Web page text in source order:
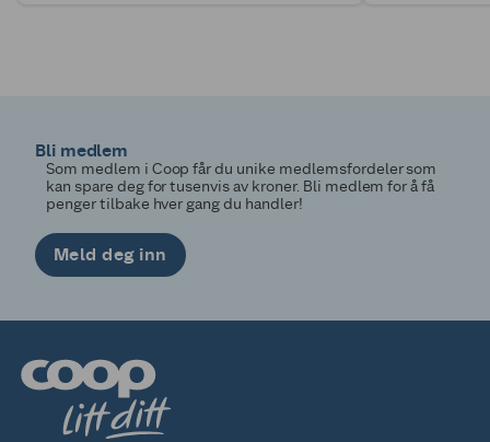
Bli medlem
Som medlem i Coop får du unike medlemsfordeler som
kan spare deg for tusenvis av kroner. Bli medlem for å få
penger tilbake hver gang du handler!
Meld deg inn